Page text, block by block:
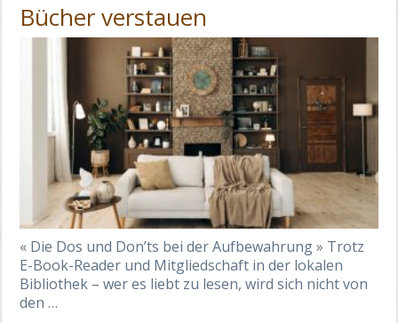
Bücher verstauen
« Die Dos und Don’ts bei der Aufbewahrung » Trotz
E-Book-Reader und Mitgliedschaft in der lokalen
Bibliothek – wer es liebt zu lesen, wird sich nicht von
den …